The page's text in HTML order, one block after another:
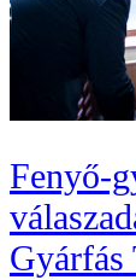
Fenyő-
Gyárfás